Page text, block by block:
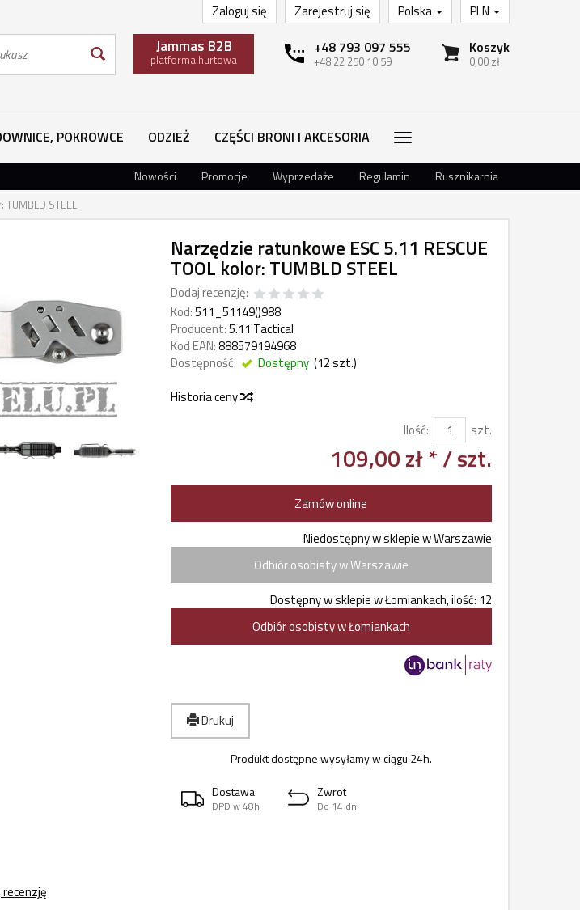
PLN
Polska
Zarejestruj się
Zaloguj się
Koszyk
0,00 zł
+48 793 097 555
+48 22 250 10 59
Jammas B2B
platforma hurtowa
POKROWCE ODZIEŻ CZĘŚCI BRONI I AKCESORIA
Nowości Promocje Wyprzedaże Regulamin Rusznikarnia
STEEL
Narzędzie ratunkowe ESC 5.11 RESCUE
TOOL kolor: TUMBLD STEEL
Dodaj recenzję:
Kod:511_51149()988
Producent:5.11 Tactical
Kod EAN:888579194968
Dostępność:
Dostępny (12szt.)
Historia ceny
Ilość:
szt.
109,00 zł */ szt.
Zamów online
Niedostępny w sklepie w Warszawie
Odbiór osobisty w Warszawie
Dostępny w sklepie w Łomiankach, ilość: 12
Odbiór osobisty w Łomiankach
Drukuj
Produkt dostępne wysyłamy w ciągu 24h.
Dostawa
DPD w 48h
Zwrot
Do 14 dni
recenzję